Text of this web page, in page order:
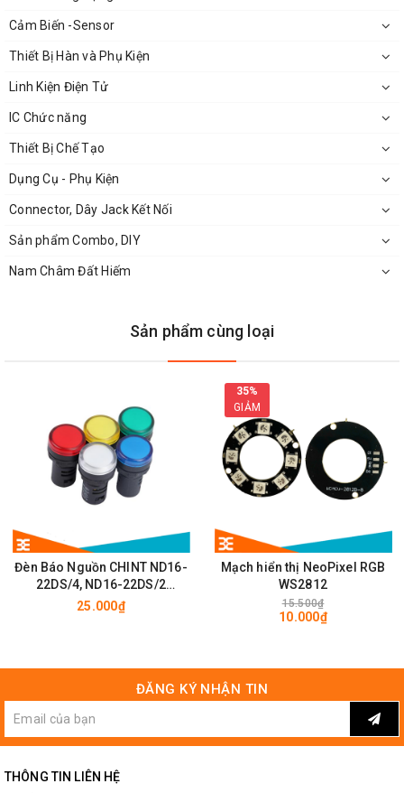
Kích Thước Đèn Báo Nguồn Có Còi AD16
Đặc Điểm Nổi Bật Đèn Báo Nguồn Có Còi AD16
Vỏ được làm từ nhựa cứng có độ bền cao, chống va đập
Cảm Biến -Sensor
Thiết Bị Hàn và Phụ Kiện
Linh Kiện Điện Tử
IC Chức năng
Thiết Bị Chế Tạo
Dụng Cụ - Phụ Kiện
Connector, Dây Jack Kết Nối
Sản phẩm Combo, DIY
Nam Châm Đất Hiếm
Sản phẩm cùng loại
Đèn Báo Nguồn CHINT ND16-
22DS/4, ND16-22DS/2
220VAC, 24V - D22mm Cho Tủ
25.000₫
35%
GIẢM
Mạch hiển thị NeoPixel RGB
WS2812
15.500₫
10.000₫
ĐĂNG KÝ NHẬN TIN
THÔNG TIN LIÊN HỆ